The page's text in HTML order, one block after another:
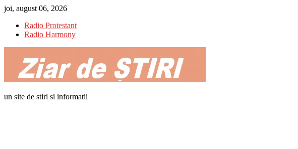
Skip
content
joi, august 06, 2026
Radio Protestant
Radio Harmony
un site de stiri si informatii